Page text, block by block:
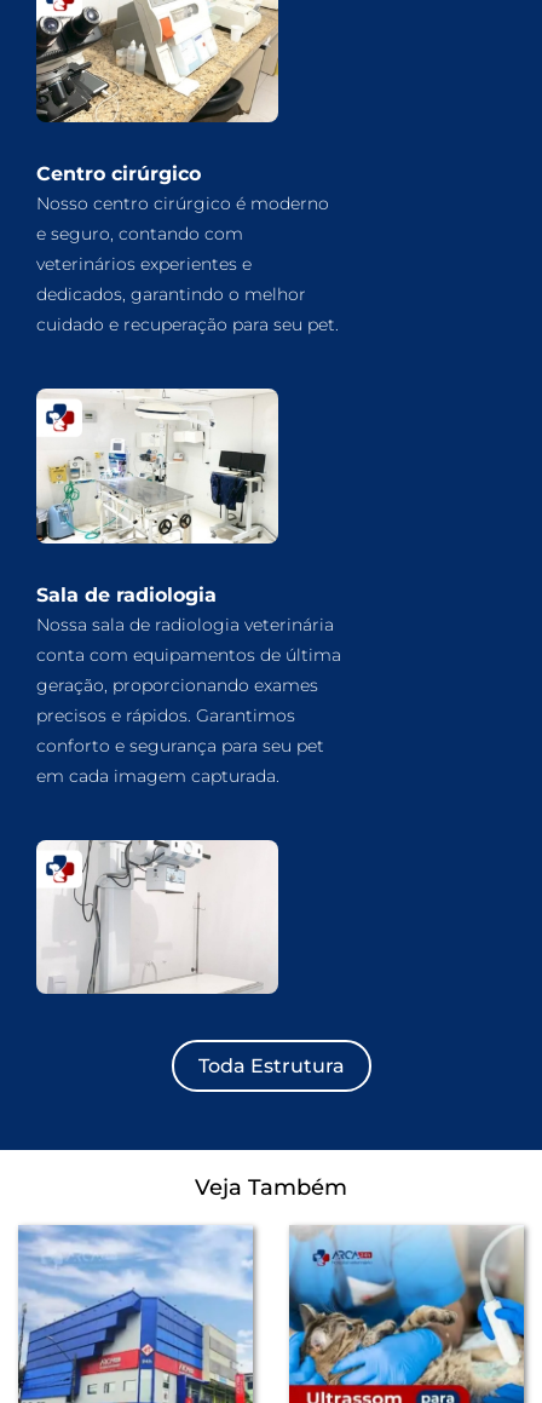
Centro cirúrgico
Nosso centro cirúrgico é moderno
e seguro, contando com
veterinários experientes e
dedicados, garantindo o melhor
cuidado e recuperação para seu pet.
Sala de radiologia
Nossa sala de radiologia veterinária
conta com equipamentos de última
geração, proporcionando exames
precisos e rápidos. Garantimos
conforto e segurança para seu pet
em cada imagem capturada.
Toda Estrutura
Veja Também